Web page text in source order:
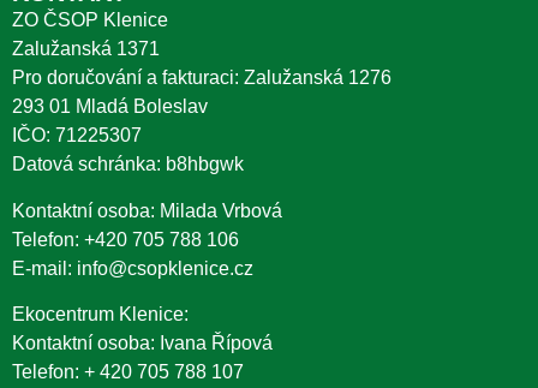
ZO ČSOP Klenice
Zalužanská 1371
Pro doručování a fakturaci: Zalužanská 1276
293 01 Mladá Boleslav
IČO: 71225307
Datová schránka: b8hbgwk
Kontaktní osoba: Milada Vrbová
Telefon: +420 705 788 106
E-mail: info@csopklenice.cz
Ekocentrum Klenice:
Kontaktní osoba: Ivana Řípová
Telefon: + 420 705 788 107